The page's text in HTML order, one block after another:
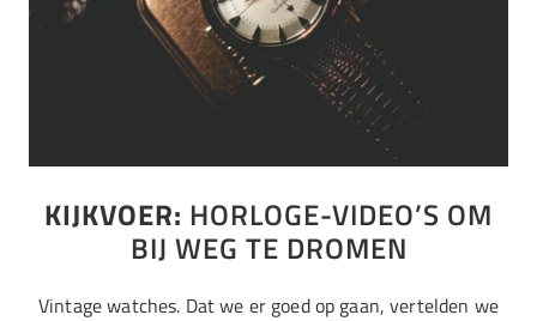
KIJKVOER: HORLOGE-VIDEO’S OM
BIJ WEG TE DROMEN
Vintage watches. Dat we er goed op gaan, vertelden we